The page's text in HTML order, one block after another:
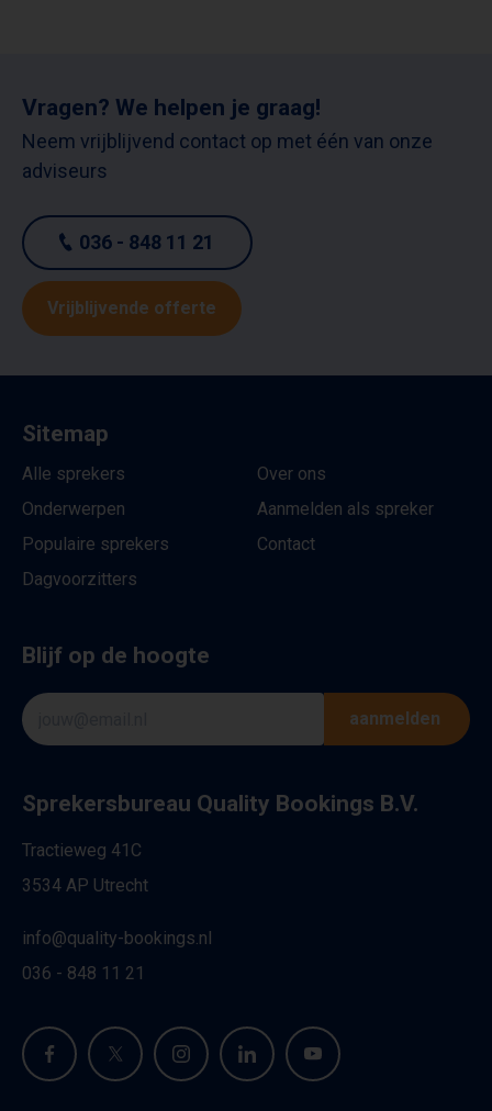
Vragen? We helpen je graag!
Neem vrijblijvend contact op met één van onze
adviseurs
036 - 848 11 21
Vrijblijvende offerte
Sitemap
Alle sprekers
Onderwerpen
Populaire sprekers
Dagvoorzitters
Over ons
Aanmelden als spreker
Contact
Blijf op de hoogte
aanmelden
Sprekersbureau Quality Bookings B.V.
Tractieweg 41C
3534 AP Utrecht
info@quality-bookings.nl
036 - 848 11 21